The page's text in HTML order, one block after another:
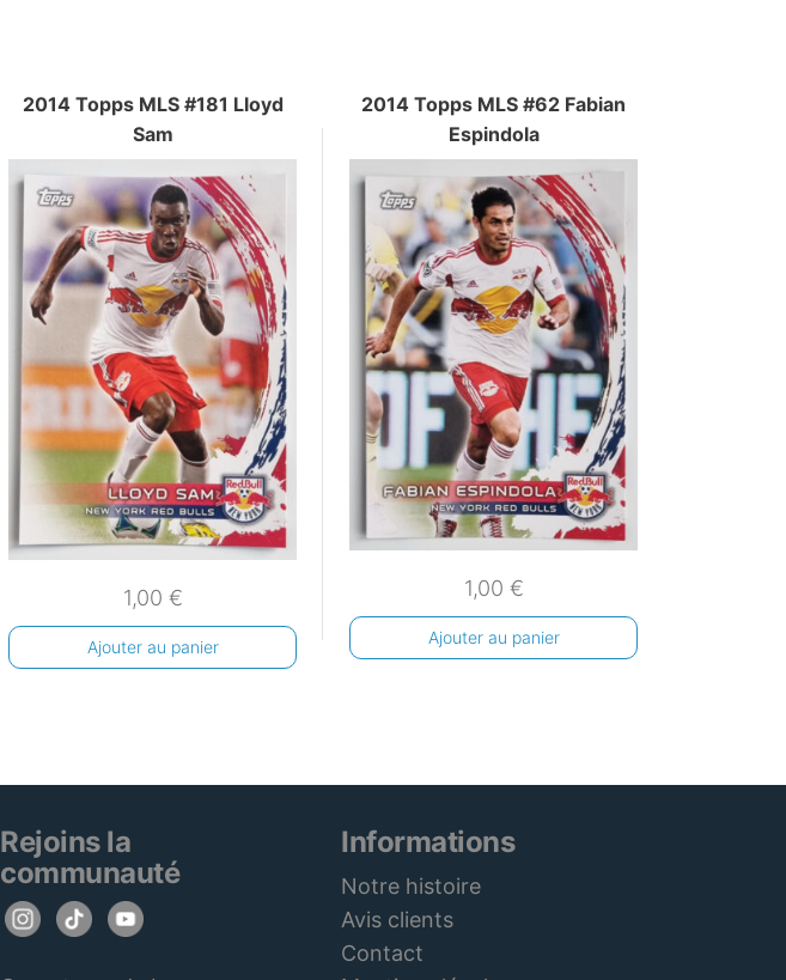
2014 Topps MLS #181 Lloyd
Sam
1,00 €
Ajouter au panier
2014 Topps MLS #62 Fabian
Espindola
1,00 €
Ajouter au panier
Rejoins la
communauté
Informations
Notre histoire
Avis clients
Contact